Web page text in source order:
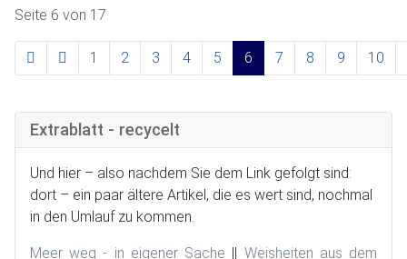
Seite 6 von 17
1 2 3 4 5 6 7 8 9 10
Extrablatt - recycelt
Und hier – also nachdem Sie dem Link gefolgt sind:
dort – ein paar ältere Artikel, die es wert sind, nochmal
in den Umlauf zu kommen.
Meer weg - in eigener Sache
Weisheiten aus dem